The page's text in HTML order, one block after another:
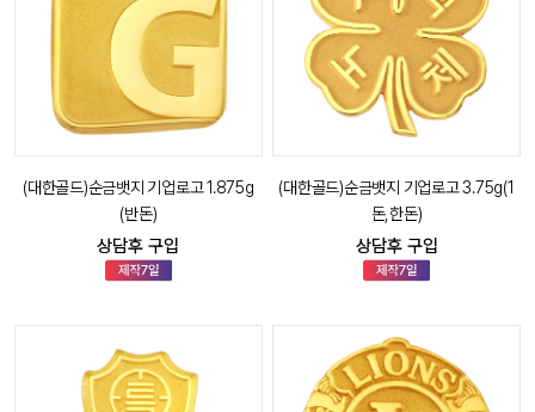
(대한골드)순금뱃지 기업로고 1.875g
(반돈)
상담후 구입
(대한골드)순금뱃지 기업로고 3.75g(1
돈,한돈)
상담후 구입